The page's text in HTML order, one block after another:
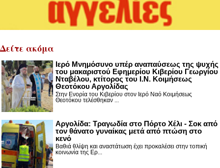
Δείτε ακόμα
Ιερό Μνημόσυνο υπέρ αναπαύσεως της ψυχής
του μακαριστού Εφημερίου Κιβερίου Γεωργίου
Νταβέλου, κτίτορος του Ι.Ν. Κοιμήσεως
Θεοτόκου Αργολίδας
Στην Ενορία του Κιβερίου στον Ιερό Ναό Κοιμήσεως
Θεοτόκου τελέσθηκαν ...
Αργολίδα: Τραγωδία στο Πόρτο Χέλι - Σοκ από
τον θάνατο γυναίκας μετά από πτώση στο
κενό
Βαθιά θλίψη και αναστάτωση έχει προκαλέσει στην τοπική
κοινωνία της Ερ...